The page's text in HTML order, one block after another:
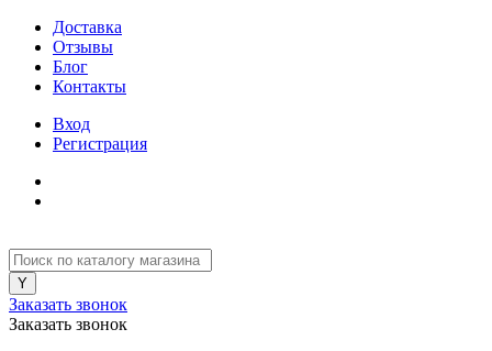
Доставка
Отзывы
Блог
Контакты
Вход
Регистрация
Заказать звонок
Заказать звонок